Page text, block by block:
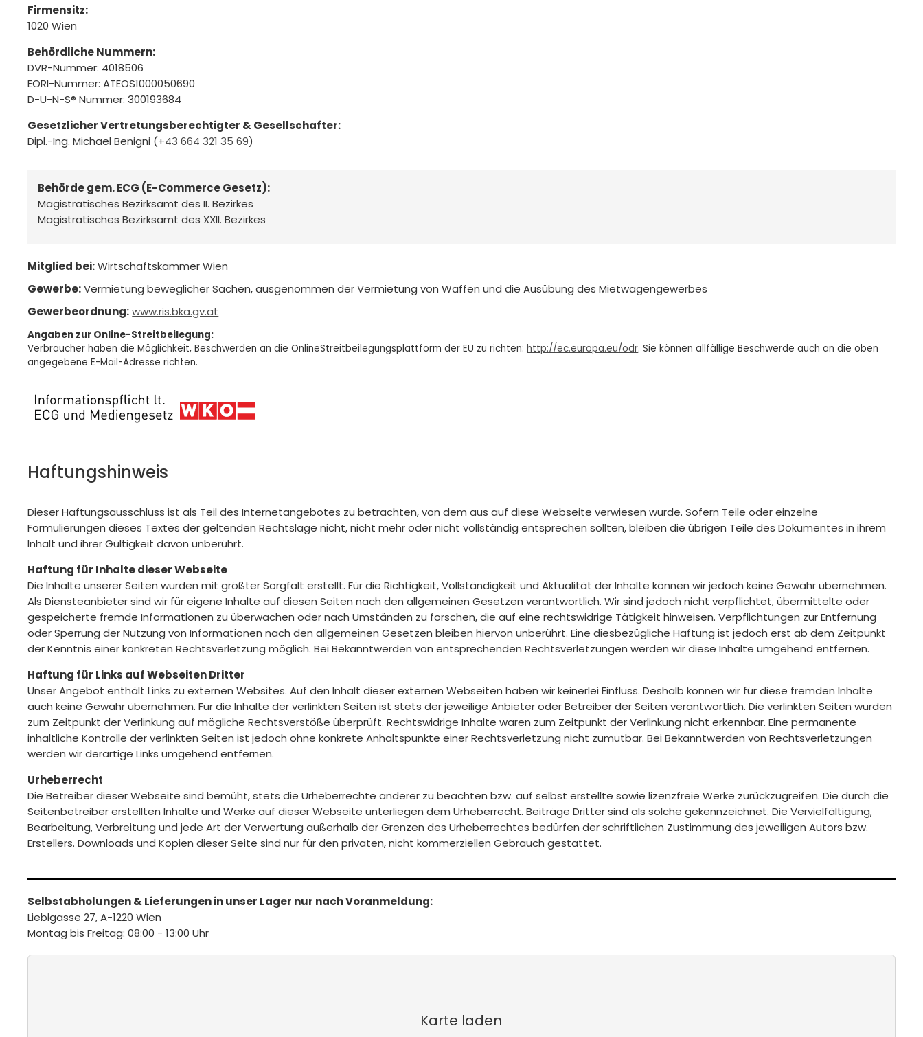
Firmensitz:
1020 Wien
Behördliche Nummern:
DVR-Nummer: 4018506
EORI-Nummer: ATEOS1000050690
D-U-N-S® Nummer: 300193684
Gesetzlicher Vertretungsberechtigter & Gesellschafter:
Dipl.-Ing. Michael Benigni (+43 664 321 35 69)
Behörde gem. ECG (E-Commerce Gesetz):
Magistratisches Bezirksamt des II. Bezirkes
Magistratisches Bezirksamt des XXII. Bezirkes
Mitglied bei:Wirtschaftskammer Wien
Gewerbe:Vermietung beweglicher Sachen, ausgenommen der Vermietung von Waffen und die Ausübung des Mietwagengewerbes
Gewerbeordnung: www.ris.bka.gv.at
Angaben zur Online-Streitbeilegung:
Verbraucher haben die Möglichkeit, Beschwerden an die OnlineStreitbeilegungsplattform der EU zu richten:http://ec.europa.eu/odr. Sie können allfällige Beschwerde auch an die oben
angegebene E-Mail-Adresse richten.
Haftungshinweis
Dieser Haftungsausschluss ist als Teil des Internetangebotes zu betrachten, von dem aus auf diese Webseite verwiesen wurde. Sofern Teile oder einzelne
Formulierungen dieses Textes der geltenden Rechtslage nicht, nicht mehr oder nicht vollständig entsprechen sollten, bleiben die übrigen Teile des Dokumentes in ihrem
Inhalt und ihrer Gültigkeit davon unberührt.
Haftung für Inhalte dieser Webseite
Die Inhalte unserer Seiten wurden mit größter Sorgfalt erstellt. Für die Richtigkeit, Vollständigkeit und Aktualität der Inhalte können wir jedoch keine Gewähr übernehmen.
Als Diensteanbieter sind wir für eigene Inhalte auf diesen Seiten nach den allgemeinen Gesetzen verantwortlich. Wir sind jedoch nicht verpflichtet, übermittelte oder
gespeicherte fremde Informationen zu überwachen oder nach Umständen zu forschen, die auf eine rechtswidrige Tätigkeit hinweisen. Verpflichtungen zur Entfernung
oder Sperrung der Nutzung von Informationen nach den allgemeinen Gesetzen bleiben hiervon unberührt. Eine diesbezügliche Haftung ist jedoch erst ab dem Zeitpunkt
der Kenntnis einer konkreten Rechtsverletzung möglich. Bei Bekanntwerden von entsprechenden Rechtsverletzungen werden wir diese Inhalte umgehend entfernen.
Haftung für Links auf Webseiten Dritter
Unser Angebot enthält Links zu externen Websites. Auf den Inhalt dieser externen Webseiten haben wir keinerlei Einfluss. Deshalb können wir für diese fremden Inhalte
auch keine Gewähr übernehmen. Für die Inhalte der verlinkten Seiten ist stets der jeweilige Anbieter oder Betreiber der Seiten verantwortlich. Die verlinkten Seiten wurden
zum Zeitpunkt der Verlinkung auf mögliche Rechtsverstöße überprüft. Rechtswidrige Inhalte waren zum Zeitpunkt der Verlinkung nicht erkennbar. Eine permanente
inhaltliche Kontrolle der verlinkten Seiten ist jedoch ohne konkrete Anhaltspunkte einer Rechtsverletzung nicht zumutbar. Bei Bekanntwerden von Rechtsverletzungen
werden wir derartige Links umgehend entfernen.
Urheberrecht
Die Betreiber dieser Webseite sind bemüht, stets die Urheberrechte anderer zu beachten bzw. auf selbst erstellte sowie lizenzfreie Werke zurückzugreifen. Die durch die
Seitenbetreiber erstellten Inhalte und Werke auf dieser Webseite unterliegen dem Urheberrecht. Beiträge Dritter sind als solche gekennzeichnet. Die Vervielfältigung,
Bearbeitung, Verbreitung und jede Art der Verwertung außerhalb der Grenzen des Urheberrechtes bedürfen der schriftlichen Zustimmung des jeweiligen Autors bzw.
Erstellers. Downloads und Kopien dieser Seite sind nur für den privaten, nicht kommerziellen Gebrauch gestattet.
Selbstabholungen & Lieferungen in unser Lager nur nach Voranmeldung:
Lieblgasse 27, A-1220 Wien
Montag bis Freitag: 08:00 - 13:00 Uhr
Karte laden